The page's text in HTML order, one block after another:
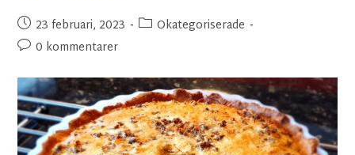
23 februari, 2023
Okategoriserade
0 kommentarer